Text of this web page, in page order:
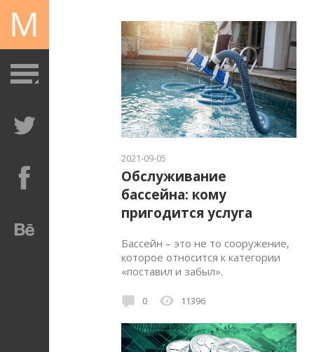
2021-09-05
Обслуживание
бассейна: кому
пригодится услуга
Бассейн – это не то сооружение,
которое относится к категории
«поставил и забыл».
0 11396